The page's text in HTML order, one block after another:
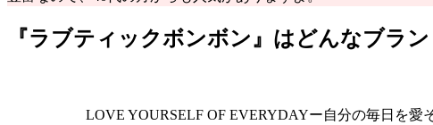
『ラブティックボンボン』はどんなブラ
LOVE YOURSELF OF EVERYDAYー自分の毎日を